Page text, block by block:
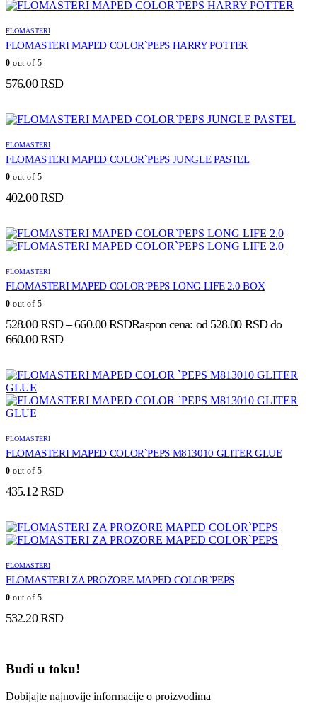
FLOMASTERI
FLOMASTERI MAPED COLOR`PEPS HARRY POTTER
0 out of 5
576.00RSD
FLOMASTERI
FLOMASTERI MAPED COLOR`PEPS JUNGLE PASTEL
0 out of 5
402.00RSD
FLOMASTERI
FLOMASTERI MAPED COLOR`PEPS LONG LIFE 2.0 BOX
0 out of 5
528.00RSD – 660.00RSDRaspon cena: od 528.00 RSD do
660.00 RSD
FLOMASTERI
FLOMASTERI MAPED COLOR`PEPS M813010 GLITER GLUE
0 out of 5
435.12 RSD
FLOMASTERI
FLOMASTERI ZA PROZORE MAPED COLOR`PEPS
0 out of 5
532.20RSD
Budi u toku!
Dobijajte najnovije informacije o proizvodima